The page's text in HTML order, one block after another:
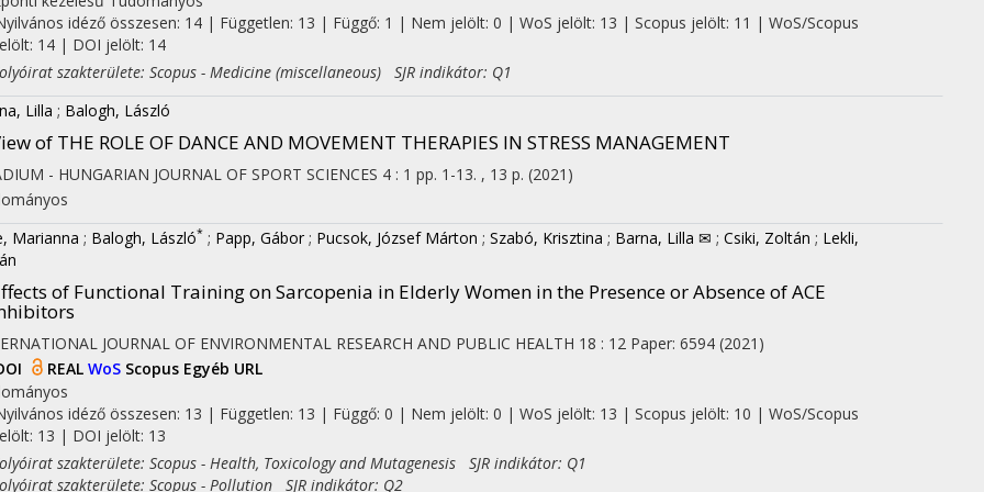
idéző összesen: 14| Független: 13 | Függő: 1 | Nem jelölt: 0 | WoS jelölt: 13 | Scopus jelölt: 11 | WoS/Scopus
14 | DOI jelölt: 14
szakterülete: Scopus - Medicine (miscellaneous) SJR indikátor: Q1
Lilla ; Balogh, László
of THE ROLE OF DANCE AND MOVEMENT THERAPIES IN STRESS MANAGEMENT
- HUNGARIAN JOURNAL OF SPORT SCIENCES 4 : 1 pp. 1-13. , 13 p. (2021)
Marianna ; Balogh, László* ; Papp, Gábor ; Pucsok, József Márton ; Szabó, Krisztina ; Barna, Lilla ✉ ; Csiki, Zoltán ; Lekli,
of Functional Training on Sarcopenia in Elderly Women in the Presence or Absence of ACE
JOURNAL OF ENVIRONMENTAL RESEARCH AND PUBLIC HEALTH 18 : 12 Paper: 6594 (2021)
REAL WoS Scopus Egyéb URL
idéző összesen: 13 | Független: 13 | Függő: 0 | Nem jelölt: 0 | WoS jelölt: 13 | Scopus jelölt: 10 | WoS/Scopus
13 | DOI jelölt: 13
szakterülete: Scopus - Health, Toxicology and Mutagenesis SJR indikátor: Q1
szakterülete: Scopus - Pollution SJR indikátor: Q2